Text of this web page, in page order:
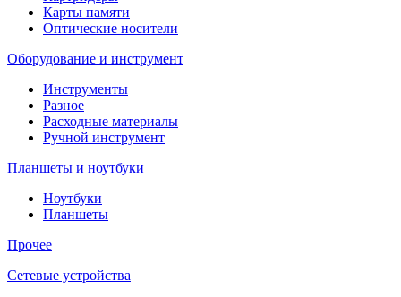
Карты памяти
Оптические носители
Оборудование и инструмент
Инструменты
Разное
Расходные материалы
Ручной инструмент
Планшеты и ноутбуки
Ноутбуки
Планшеты
Прочее
Сетевые устройства